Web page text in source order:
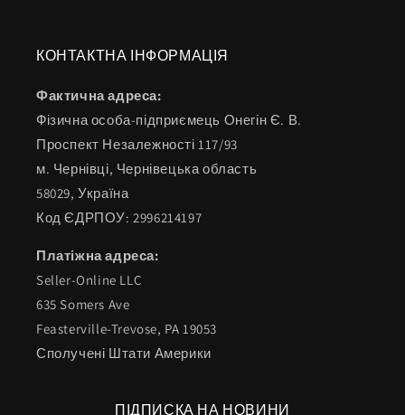
КОНТАКТНА ІНФОРМАЦІЯ
Фактична адреса:
Фізична особа-підприємець Онегін Є. В.
Проспект Незалежності 117/93
м. Чернівці, Чернівецька область
58029, Україна
Код ЄДРПОУ: 2996214197
Платіжна адреса:
Seller-Online LLC
635 Somers Ave
Feasterville-Trevose, PA 19053
Сполучені Штати Америки
ПІДПИСКА НА НОВИНИ